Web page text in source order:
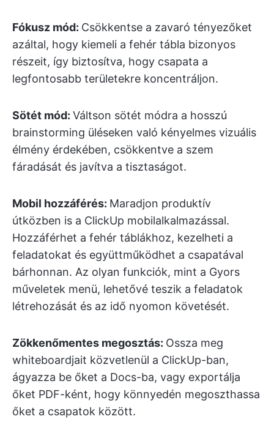
Fókusz mód: Csökkentse a zavaró tényezőket
azáltal, hogy kiemeli a fehér tábla bizonyos
részeit, így biztosítva, hogy csapata a
legfontosabb területekre koncentráljon.
Sötét mód: Váltson sötét módra a hosszú
brainstorming üléseken való kényelmes vizuális
élmény érdekében, csökkentve a szem
fáradását és javítva a tisztaságot.
Mobil hozzáférés: Maradjon produktív
útközben is a ClickUp mobilalkalmazással.
Hozzáférhet a fehér táblákhoz, kezelheti a
feladatokat és együttműködhet a csapatával
bárhonnan. Az olyan funkciók, mint a Gyors
műveletek menü, lehetővé teszik a feladatok
létrehozását és az idő nyomon követését.
Zökkenőmentes megosztás: Ossza meg
whiteboardjait közvetlenül a ClickUp-ban,
ágyazza be őket a Docs-ba, vagy exportálja
őket PDF-ként, hogy könnyedén megoszthassa
őket a csapatok között.